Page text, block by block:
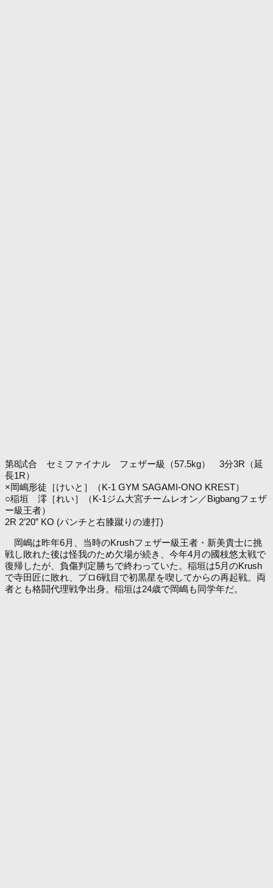
第8試合 セミファイナル フェザー級（57.5kg） 3分3R（延
長1R）
×岡嶋形徒［けいと］（K-1 GYM SAGAMI-ONO KREST）
○稲垣 澪［れい］（K-1ジム大宮チームレオン／Bigbangフェザ
ー級王者）
2R 2’20” KO (パンチと右膝蹴りの連打)
岡嶋は昨年6月、当時のKrushフェザー級王者・新美貴士に挑
戦し敗れた後は怪我のため欠場が続き、今年4月の國枝悠太戦で
復帰したが、負傷判定勝ちで終わっていた。稲垣は5月のKrush
で寺田匠に敗れ、プロ6戦目で初黒星を喫してからの再起戦。両
者とも格闘代理戦争出身。稲垣は24歳で岡嶋も同学年だ。